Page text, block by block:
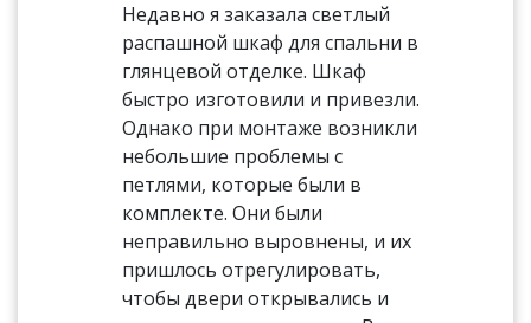
Недавно я заказала светлый
распашной шкаф для спальни в
глянцевой отделке. Шкаф
быстро изготовили и привезли.
Однако при монтаже возникли
небольшие проблемы с
петлями, которые были в
комплекте. Они были
неправильно выровнены, и их
пришлось отрегулировать,
чтобы двери открывались и